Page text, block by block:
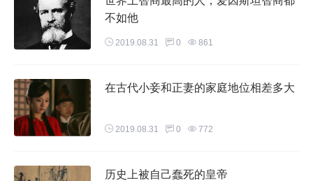
不如他
2019.08.31 0 861
在古代小妾和正妻的家庭地位相差多大
2019.08.31 0 772
历史上被自己蠢死的皇帝